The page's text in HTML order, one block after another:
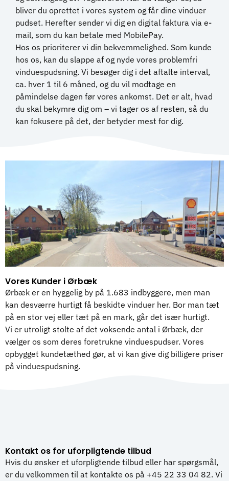
bliver du oprettet i vores system og får dine vinduer
pudset. Herefter sender vi dig en digital faktura via e-
mail, som du kan betale med MobilePay.
Hos os prioriterer vi din bekvemmelighed. Som kunde
hos os, kan du slappe af og nyde vores problemfri
vinduespudsning. Vi besøger dig i det aftalte interval,
ca. hver 1 til 6 måned, og du vil modtage en
påmindelse dagen før vores ankomst. Det er alt, hvad
du skal bekymre dig om – vi tager os af resten, så du
kan fokusere på det, der betyder mest for dig.
Vores Kunder i Ørbæk
Ørbæk er en hyggelig by på 1.683 indbyggere, men man
kan desværre hurtigt få beskidte vinduer her. Bor man tæt
på en stor vej eller tæt på en mark, går det især hurtigt.
Vi er utroligt stolte af det voksende antal i Ørbæk, der
vælger os som deres foretrukne vinduespudser. Vores
opbygget kundetæthed gør, at vi kan give dig billigere priser
på vinduespudsning.
Kontakt os for uforpligtende tilbud
Hvis du ønsker et uforpligtende tilbud eller har spørgsmål,
er du velkommen til at kontakte os på +45 22 33 04 82. Vi